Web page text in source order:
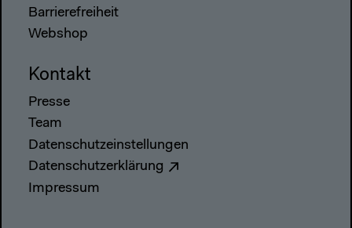
Barrierefreiheit
Webshop
Kontakt
Presse
Team
Datenschutzeinstellungen
Datenschutzerklärung
Impressum